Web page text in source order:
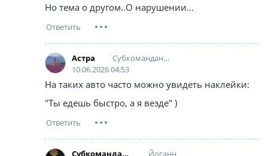
Но тема о другом..О нарушении…
Астра
Cубкоманданте Маркос
10.06.2026 04:53
На таких авто часто можно увидеть наклейки:
"Ты едешь быстро, а я везде" )
Cубкоманданте Маркос
Йоганн